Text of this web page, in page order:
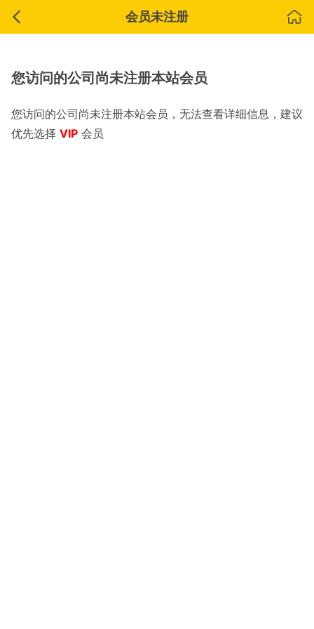
会员未注册
您访问的公司尚未注册本站会员
您访问的公司尚未注册本站会员，无法查看详细信息，建议
优先选择 VIP 会员